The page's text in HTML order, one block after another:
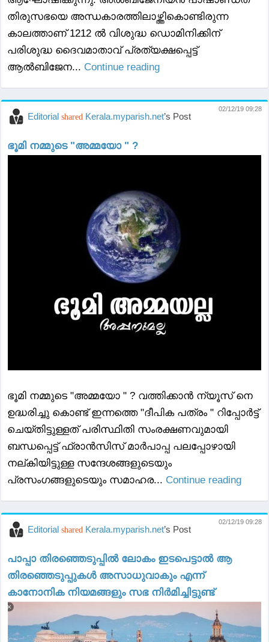
തിരുസഭയെ അന്ധകാരത്തിലാഴ്ത്തികൊണ്ടിരുന്ന
കാലത്താണ് 1212 ൽ വിശുദ്ധ ഡൊമിനിക്കിന്
പരിശുദ്ധ ദൈവമാതാവ് പ്രത്യക്ഷപ്പെട്ട്
ആൽബിജേന... Continue reading
Editorial shared Kerala.myparish.net’s Post
02/12/19 09:28
ഭൂമി നമ്മുടെ "അമ്മയോ " ?
ഭൂമി നമ്മുടെ "അമ്മയോ " ? വത്തിക്കാൻ ന്യൂസ് നെ
ഉദ്ധരിച്ചു കൊണ്ട് ഇന്നത്തെ "ദീപിക പത്രം " റിപ്പോർട്ട്
ചെയ്തിട്ടുള്ളത് പരിസ്ഥിതി സംരക്ഷണവുമായി
ബന്ധപ്പെട്ട് ഫ്രാൻസിസ് മാർപാപ്പ പലപ്പോഴായി
നല്കിയിട്ടുള്ള സന്ദേശങ്ങളുടെയും
പ്രസംഗങ്ങളുടെയും സമാഹര... Continue reading
Editorial shared Kerala.myparish.net’s Post
02/12/19 09:28
പാപ്പാ തിരഞ്ഞെടുപ്പിൽ ലോകം ഇടപെട്ടാൽ ആ
തിരഞ്ഞെടുപ്പുകൾ അസാധുവാകും എന്ന്
കാനോനിക നിയമങ്ങളും സഭ നിർമിച്ചിട്ടുണ്ട്‌